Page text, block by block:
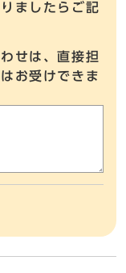
ましたらご記
せは、直接担
お受けできま